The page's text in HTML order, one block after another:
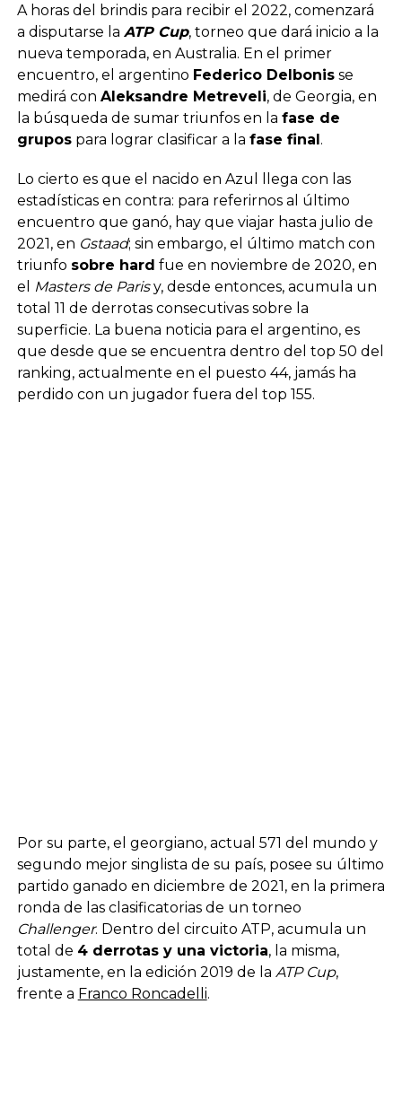
A horas del brindis para recibir el 2022, comenzará
a disputarse la ATP Cup, torneo que dará inicio a la
nueva temporada, en Australia. En el primer
encuentro, el argentino Federico Delbonisse
medirá con Aleksandre Metreveli, de Georgia, en
la búsqueda de sumar triunfos en la fase de
grupospara lograr clasificar a la fase final.
Lo cierto es que el nacido en Azul llega con las
estadísticas en contra: para referirnos al último
encuentro que ganó, hay que viajar hasta julio de
2021, en Gstaad; sin embargo, el último match con
triunfo sobre hard fue en noviembre de 2020, en
el
Masters de Parisy, desde entonces, acumula un
total 11 de derrotas consecutivas sobre la
superficie. La buena noticia para el argentino, es
que desde que se encuentra dentro del top 50 del
ranking, actualmente en el puesto 44, jamás ha
perdido con un jugador fuera del top 155.
Por su parte, el georgiano, actual 571 del mundo y
segundo mejor singlista de su país, posee su último
partido ganado en diciembre de 2021, en la primera
ronda de las clasificatorias de un torneo
Challenger. Dentro del circuito ATP, acumula un
total de 4 derrotas y una victoria, la misma,
justamente, en la edición 2019 de la ATP Cup,
frente a Franco Roncadelli.